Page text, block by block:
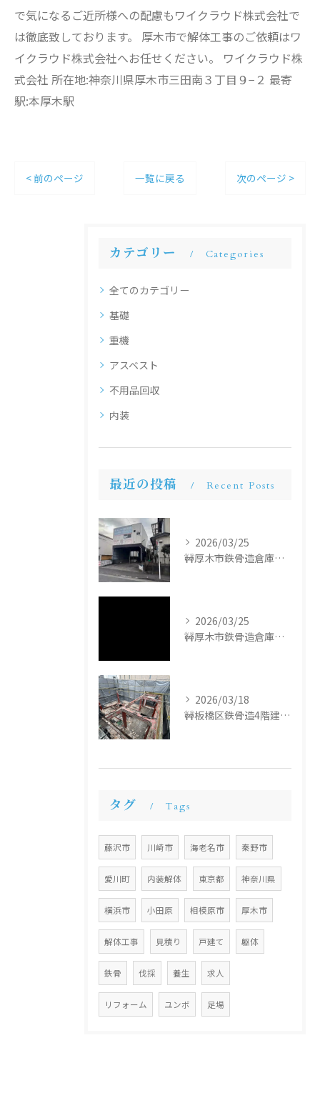
で気になるご近所様への配慮もワイクラウド株式会社で
は徹底致しております。 厚木市で解体工事のご依頼はワ
イクラウド株式会社へお任せください。 ワイクラウド株
式会社 所在地:神奈川県厚木市三田南３丁目９−２ 最寄
駅:本厚木駅
< 前のページ 一覧に戻る 次のページ >
カテゴリー Categories
全てのカテゴリー
基礎
重機
アスベスト
不用品回収
内装
最近の投稿 Recent Posts
2026/03/25
🚧厚木市鉄骨造倉庫解体工事🚧
2026/03/25
🚧厚木市鉄骨造倉庫解体工事🚧
2026/03/18
🚧板橋区鉄骨造4階建て解体工事🚧
タグ Tags
藤沢市 川崎市 海老名市 秦野市
愛川町 内装解体 東京都 神奈川県
横浜市 小田原 相模原市 厚木市
解体工事 見積り 戸建て 躯体
鉄骨 伐採 養生 求人
リフォーム ユンボ 足場